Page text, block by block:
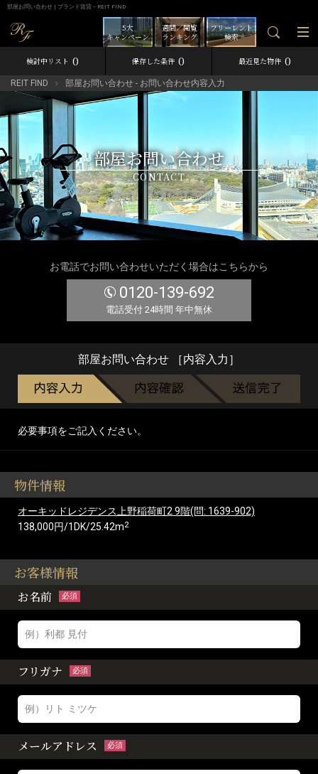
部屋お問い合わせ | ブランド賃貸－REIT FIND
フリーレント
検索
週間／閲覧
ランキング
5大
キャンペーン
検討中リスト 0 保存した条件 0 最近見た物件 0
REIT FIND 部屋お問い合わせ - お問い合わせ内容入力
部屋お問い合わせ
CONTACT
お電話でお問い合わせいただく場合はこちらから
0120-139-692
電話受付 24時間 年中無休
部屋お問い合わせ ［内容入力］
必要事項をご記入ください。
物件情報
オーキッドレジデンス上野稲荷町2 9階(問: 1639-902)
138,000円/1DK/25.42m2
お客様情報
お名前 必須
フリガナ 必須
メールアドレス 必須